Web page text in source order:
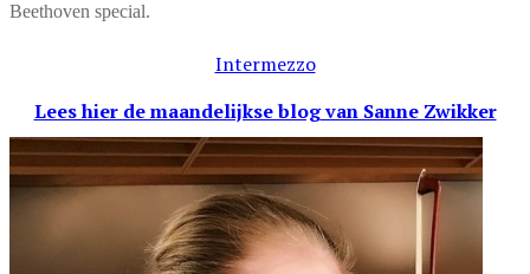
Beethoven special.
Intermezzo
Lees hier de maandelijkse blogvan Sanne Zwikker